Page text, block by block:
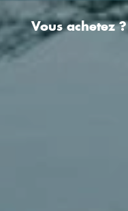
Vous achetez ?